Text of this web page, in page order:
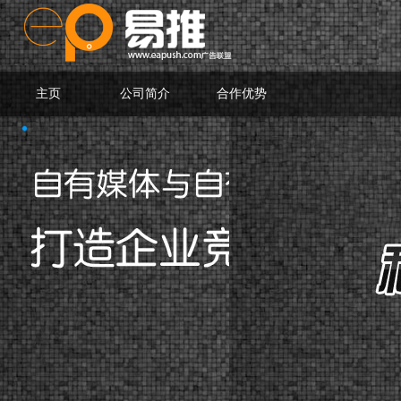
主页 公司简介 合作优势